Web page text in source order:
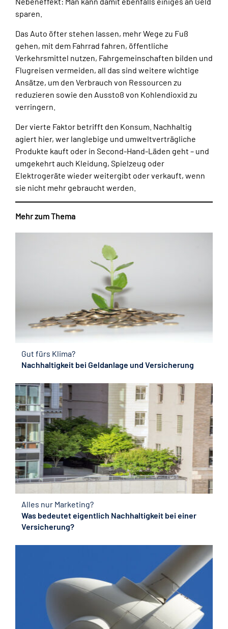
sparen.
Das Auto öfter stehen lassen, mehr Wege zu Fuß
gehen, mit dem Fahrrad fahren, öffentliche
Verkehrsmittel nutzen, Fahrgemeinschaften bilden und
Flugreisen vermeiden, all das sind weitere wichtige
Ansätze, um den Verbrauch von Ressourcen zu
reduzieren sowie den Ausstoß von Kohlendioxid zu
verringern.
Der vierte Faktor betrifft den Konsum. Nachhaltig
agiert hier, wer langlebige und umweltverträgliche
Produkte kauft oder in Second-Hand-Läden geht – und
umgekehrt auch Kleidung, Spielzeug oder
Elektrogeräte wieder weitergibt oder verkauft, wenn
sie nicht mehr gebraucht werden.
Mehr zum Thema
Gut fürs Klima?
Nachhaltigkeit bei Geldanlage und Versicherung
Alles nur Marketing?
Was bedeutet eigentlich Nachhaltigkeit bei einer
Versicherung?